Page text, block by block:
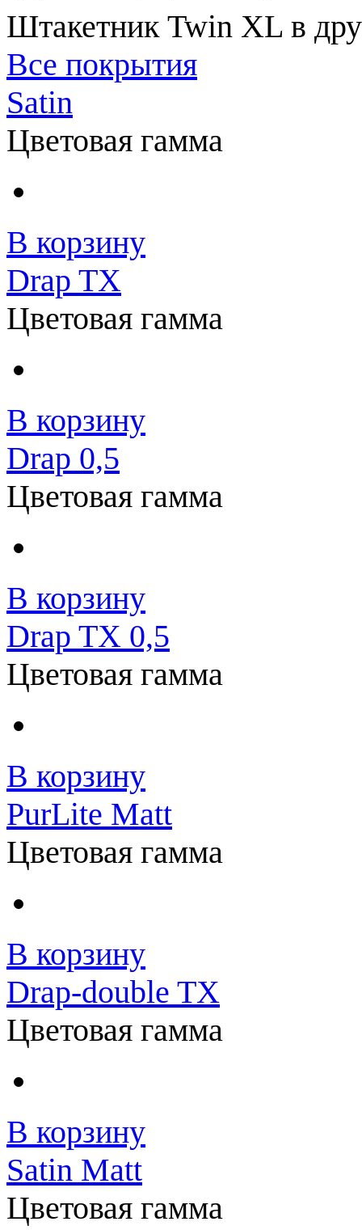
Штакетник Twin XL в
Все покрытия
Satin
Цветовая гамма
В корзину
Drap TX
Цветовая гамма
В корзину
Drap 0,5
Цветовая гамма
В корзину
Drap TX 0,5
Цветовая гамма
В корзину
PurLite Matt
Цветовая гамма
В корзину
Drap-double TX
Цветовая гамма
В корзину
Satin Matt
Цветовая гамма